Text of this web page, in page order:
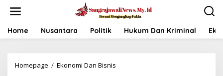
t
Home Nusantara Politik Hukum Dan Kriminal
Homepage / Ekonomi Dan Bisnis